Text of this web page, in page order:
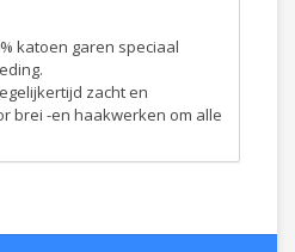
katoen garen speciaal
zacht en
brei -en haakwerken om alle